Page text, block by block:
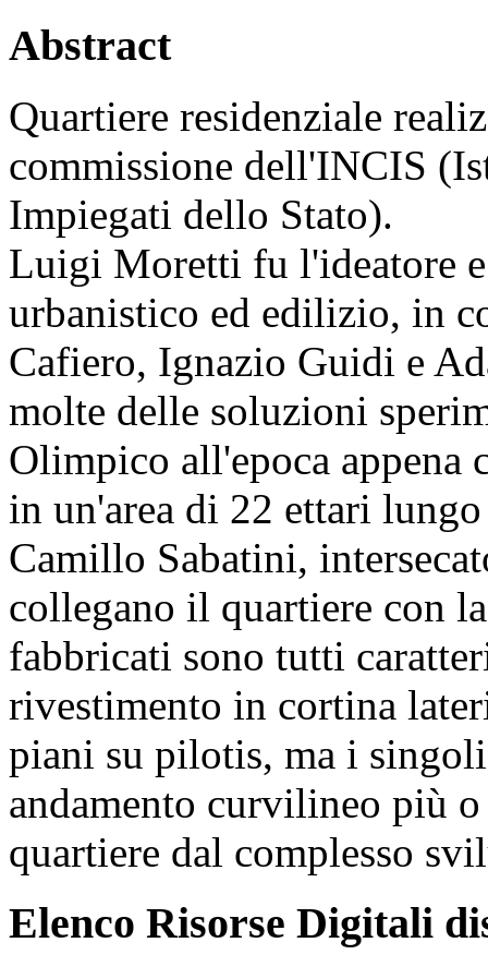
Abstract
Quartiere residenziale
commissione dell'INCIS
Impiegati dello Stato).
Luigi Moretti fu l'ideatore
urbanistico ed edilizio, in
Cafiero, Ignazio Guidi e
molte delle soluzioni
Olimpico all'epoca
in un'area di 22 ettari
Camillo Sabatini,
collegano il quartiere con
fabbricati sono tutti
rivestimento in cortina
piani su pilotis, ma i
andamento curvilineo più
quartiere dal complesso
Elenco Risorse Digitali